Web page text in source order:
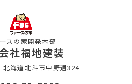
スの家開発本部
社福地建装
北海道北斗市中野通324